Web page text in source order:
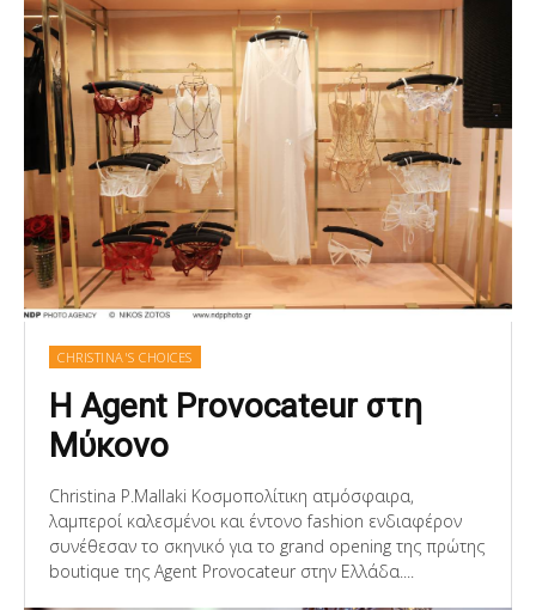
CHRISTINA'S CHOICES
Η Agent Provocateur στη
Μύκονο
Christina P.Mallaki Κοσμοπολίτικη ατμόσφαιρα,
λαμπεροί καλεσμένοι και έντονο fashion ενδιαφέρον
συνέθεσαν το σκηνικό για το grand opening της πρώτης
boutique της Agent Provocateur στην Ελλάδα....